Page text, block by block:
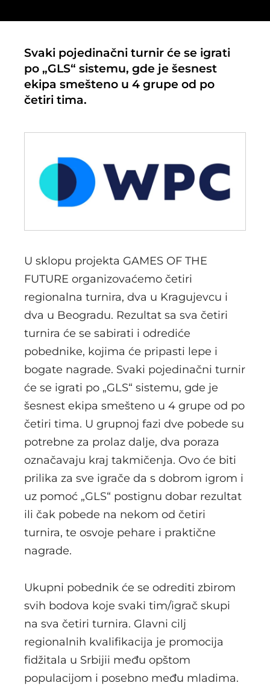
Svaki pojedinačni turnir će se igrati
po „GLS“ sistemu, gde je šesnest
ekipa smešteno u 4 grupe od po
četiri tima.
U sklopu projekta GAMES OF THE
FUTURE organizovaćemo četiri
regionalna turnira, dva u Kragujevcu i
dva u Beogradu. Rezultat sa sva četiri
turnira će se sabirati i odrediće
pobednike, kojima će pripasti lepe i
bogate nagrade. Svaki pojedinačni turnir
će se igrati po „GLS“ sistemu, gde je
šesnest ekipa smešteno u 4 grupe od po
četiri tima. U grupnoj fazi dve pobede su
potrebne za prolaz dalje, dva poraza
označavaju kraj takmičenja. Ovo će biti
prilika za sve igrače da s dobrom igrom i
uz pomoć „GLS“ postignu dobar rezultat
ili čak pobede na nekom od četiri
turnira, te osvoje pehare i praktične
nagrade.
Ukupni pobednik će se odrediti zbirom
svih bodova koje svaki tim/igrač skupi
na sva četiri turnira. Glavni cilj
regionalnih kvalifikacija je promocija
fidžitala u Srbijii među opštom
populacijom i posebno među mladima.